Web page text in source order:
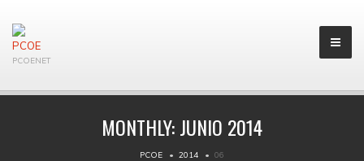
PCOENET
MONTHLY:JUNIO 2014
PCOE 2014 06